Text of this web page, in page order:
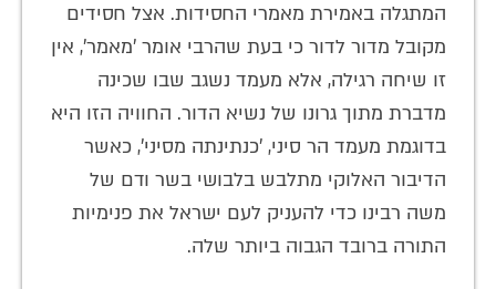
המתגלה באמירת מאמרי החסידות. אצל חסידים
מקובל מדור לדור כי בעת שהרבי אומר 'מאמר', אין
זו שיחה רגילה, אלא מעמד נשגב שבו שכינה
מדברת מתוך גרונו של נשיא הדור. החוויה הזו היא
בדוגמת מעמד הר סיני, 'כנתינתה מסיני', כאשר
הדיבור האלוקי מתלבש בלבושי בשר ודם של
משה רבינו כדי להעניק לעם ישראל את פנימיות
התורה ברובד הגבוה ביותר שלה.